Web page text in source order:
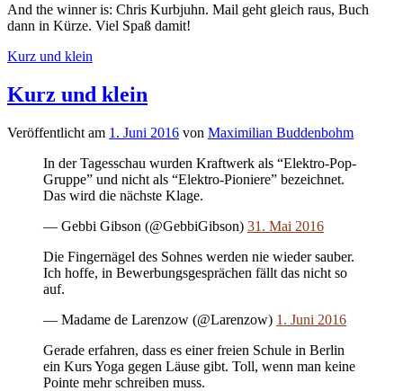
And the winner is: Chris Kurbjuhn. Mail geht gleich raus, Buch
dann in Kürze. Viel Spaß damit!
Kurz und klein
Kurz und klein
Veröffentlicht am 1. Juni 2016 von Maximilian Buddenbohm
In der Tagesschau wurden Kraftwerk als “Elektro-Pop-
Gruppe” und nicht als “Elektro-Pioniere” bezeichnet.
Das wird die nächste Klage.
— Gebbi Gibson (@GebbiGibson) 31. Mai 2016
Die Fingernägel des Sohnes werden nie wieder sauber.
Ich hoffe, in Bewerbungsgesprächen fällt das nicht so
auf.
— Madame de Larenzow (@Larenzow) 1. Juni 2016
Gerade erfahren, dass es einer freien Schule in Berlin
ein Kurs Yoga gegen Läuse gibt. Toll, wenn man keine
Pointe mehr schreiben muss.